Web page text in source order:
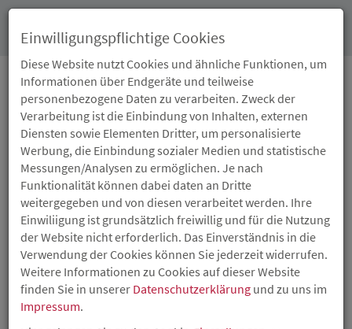
30.11.2015
DIE NACHFOLGE
FRÜHZEITIG REGELN
Veranstaltung „Nach mir die Sintflut?
Unternehmensnachfolge“ in Pirmasens
Um den Generationenwechsel frühzeitig zu planen und
die Nachfolge an der Unternehmensspitze zu regeln, ist
gerade für kleine und mittlere Unternehmen die
gründliche Vorbereitung von Betriebsübergaben
besonders wichtig, so lautete das Fazit der Experten aus
Einwilligungspflichtige Cookies
Diese Website nutzt Cookies und ähnliche Funktionen, um
Informationen über Endgeräte und teilweise
personenbezogene Daten zu verarbeiten. Zweck der
Verarbeitung ist die Einbindung von Inhalten, externen
Diensten sowie Elementen Dritter, um personalisierte
Werbung, die Einbindung sozialer Medien und statistische
Messungen/Analysen zu ermöglichen. Je nach
Funktionalität können dabei daten an Dritte
weitergegeben und von diesen verarbeitet werden. Ihre
Einwiliigung ist grundsätzlich freiwillig und für die Nutzung
der Website nicht erforderlich. Das Einverständnis in die
Verwendung der Cookies können Sie jederzeit widerrufen.
Weitere Informationen zu Cookies auf dieser Website
finden Sie in unserer Datenschutzerklärung und zu uns im
Impressum.